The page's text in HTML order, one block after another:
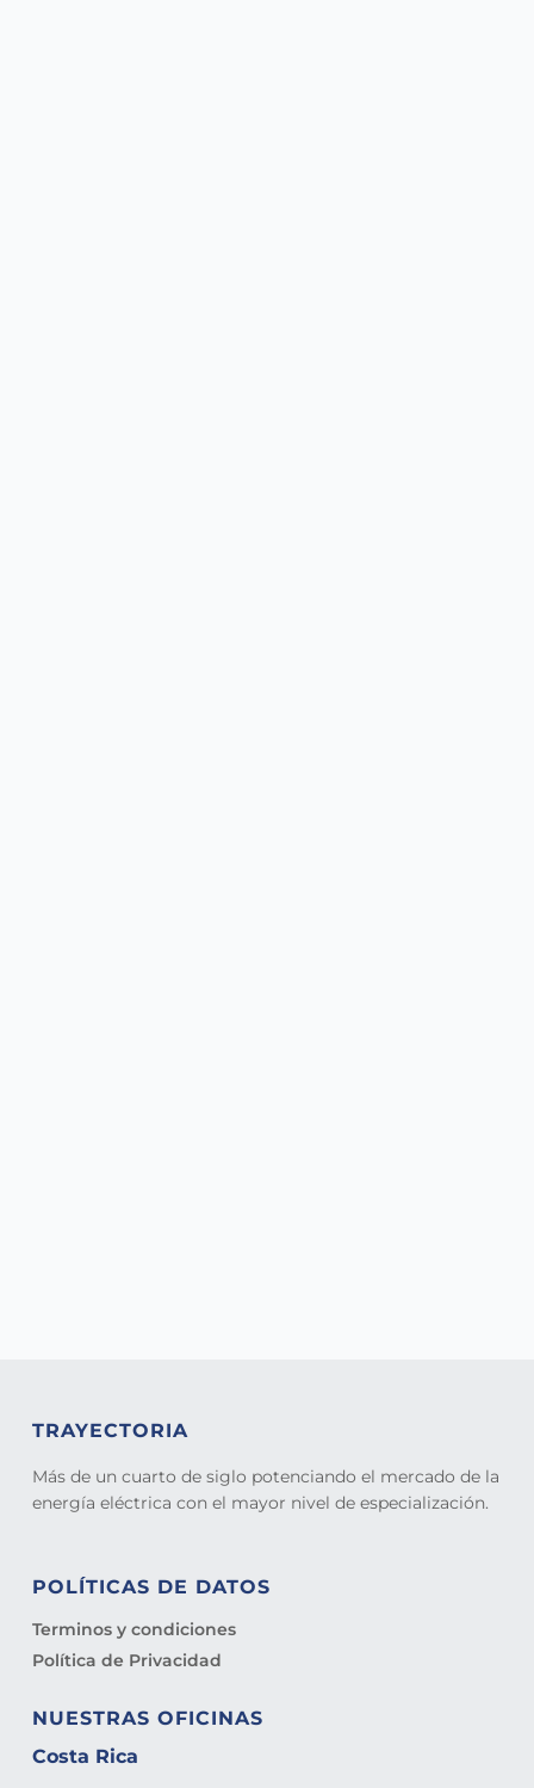
TRAYECTORIA
Más de un cuarto de siglo potenciando el mercado de la
energía eléctrica con el mayor nivel de especialización.
POLÍTICAS DE DATOS
Terminos y condiciones
Política de Privacidad
NUESTRAS OFICINAS
Costa Rica